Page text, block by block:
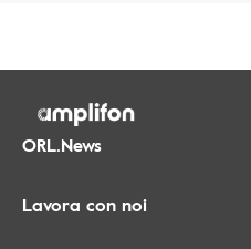
ORL.News
Lavora con noi